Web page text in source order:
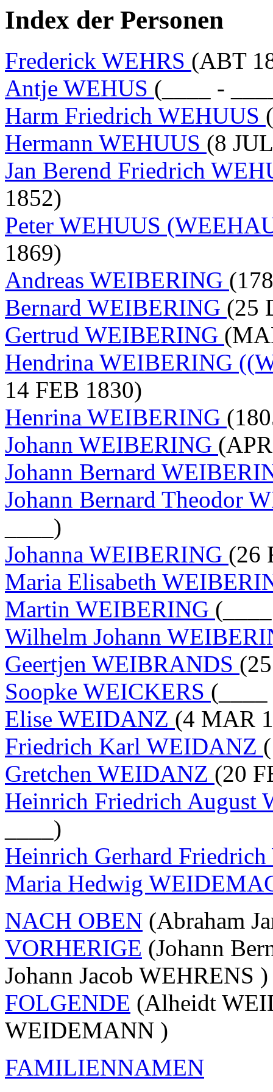
Index der Personen
Frederick WEHRS (ABT
Antje WEHUS (____ -
Harm Friedrich WEHUUS
Hermann WEHUUS (8
Jan Berend Friedrich
1852)
Peter WEHUUS
1869)
Andreas WEIBERING
Bernard WEIBERING (25
Gertrud WEIBERING
Hendrina WEIBERING
14 FEB 1830)
Henrina WEIBERING
Johann WEIBERING
Johann Bernard
Johann Bernard Theodor
____)
Johanna WEIBERING (26
Maria Elisabeth
Martin WEIBERING
Wilhelm Johann
Geertjen WEIBRANDS
Soopke WEICKERS
Elise WEIDANZ (4 MAR
Friedrich Karl WEIDANZ
Gretchen WEIDANZ (20
Heinrich Friedrich August
____)
Heinrich Gerhard
Maria Hedwig
NACH OBEN (Abraham
VORHERIGE (Johann
Johann Jacob WEHRENS )
FOLGENDE (Alheidt
WEIDEMANN )
FAMILIENNAMEN